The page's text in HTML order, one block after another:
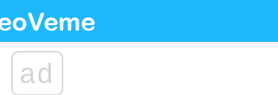
ad